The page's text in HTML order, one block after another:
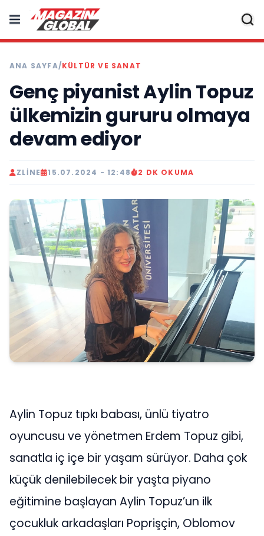
ANA SAYFA/KÜLTÜR VE SANAT
Genç piyanist Aylin Topuz
ülkemizin gururu olmaya
devam ediyor
ZLINE 15.07.2024 - 12:48 2 DK OKUMA
Aylin Topuz tıpkı babası, ünlü tiyatro
oyuncusu ve yönetmen Erdem Topuz gibi,
sanatla iç içe bir yaşam sürüyor. Daha çok
küçük denilebilecek bir yaşta piyano
eğitimine başlayan Aylin Topuz’un ilk
çocukluk arkadaşları Poprişçin, Oblomov